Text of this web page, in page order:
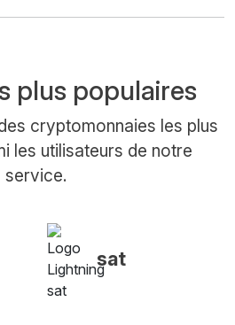
plus populaires
cryptomonnaies les plus
les utilisateurs de notre
service.
sat